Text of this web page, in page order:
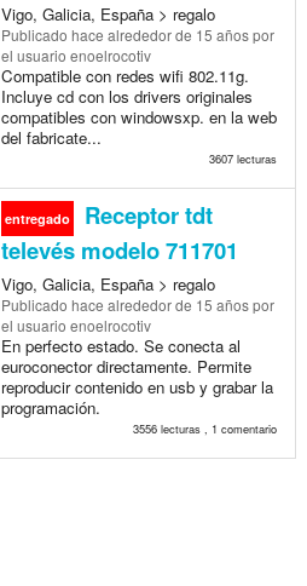
Vigo, Galicia, España > regalo
Publicado hace alrededor de 15 añospor
el usuario enoelrocotiv
Compatible con redes wifi 802.11g.
Incluye cd con los drivers originales
compatibles con windowsxp. en la web
del fabricate...
3607 lecturas
entregado
Receptor tdt
televés modelo 711701
Vigo, Galicia, España > regalo
Publicado hace alrededor de 15 añospor
el usuario enoelrocotiv
En perfecto estado. Se conecta al
euroconector directamente. Permite
reproducir contenido en usb y grabar la
programación.
3556 lecturas , 1 comentario